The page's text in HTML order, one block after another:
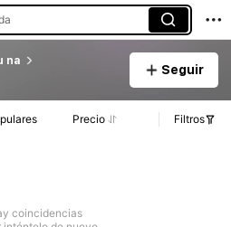
na
Seguir
Precio Filtros
coincidencias